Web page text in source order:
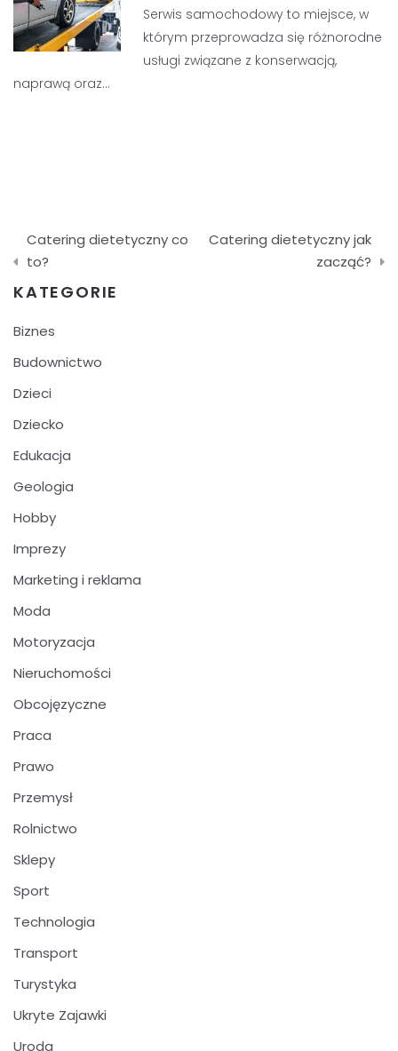
Serwis samochodowy to miejsce, w
którym przeprowadza się różnorodne
usługi związane z konserwacją,
naprawą oraz…
Nawigacja
wpisu
Catering dietetyczny co
to?
Catering dietetyczny jak
zacząć?
KATEGORIE
Biznes
Budownictwo
Dzieci
Dziecko
Edukacja
Geologia
Hobby
Imprezy
Marketing i reklama
Moda
Motoryzacja
Nieruchomości
Obcojęzyczne
Praca
Prawo
Przemysł
Rolnictwo
Sklepy
Sport
Technologia
Transport
Turystyka
Ukryte Zajawki
Uroda